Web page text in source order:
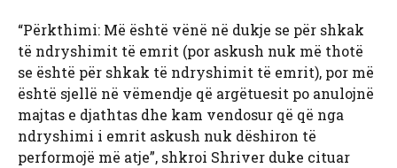
“Përkthimi: Më është vënë në dukje se për shkak
të ndryshimit të emrit (por askush nuk më thotë
se është për shkak të ndryshimit të emrit), por më
është sjellë në vëmendje që argëtuesit po anulojnë
majtas e djathtas dhe kam vendosur që që nga
ndryshimi i emrit askush nuk dëshiron të
performojë më atje”, shkroi Shriver duke cituar